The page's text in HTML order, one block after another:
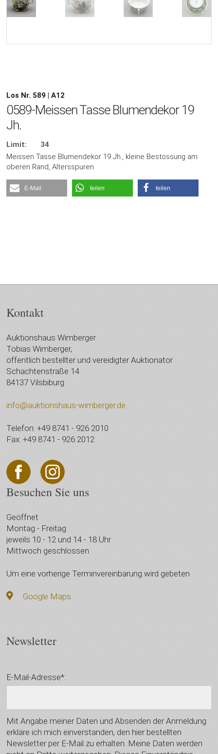
Los Nr. 589 | A12
0589-Meissen Tasse Blumendekor 19
Jh.
Limit:
34
Meissen Tasse Blumendekor 19 Jh., kleine Bestossung am
oberen Rand, Altersspuren
E-Mail teilen teilen
Kontakt
Auktionshaus Wimberger
Tobias Wimberger,
öffentlich bestellter und vereidigter Auktionator
Schachtenstraße 14
84137 Vilsbiburg
info@auktionshaus-wimberger.de
Telefon: +49 8741 - 926 2010
Fax: +49 8741 - 926 2012
Besuchen Sie uns
Geöffnet
Montag - Freitag
jeweils 10 - 12 und 14 - 18 Uhr
Mittwoch geschlossen
Um eine vorherige Terminvereinbarung wird gebeten
Google Maps
Newsletter
E-Mail-Adresse*:
Mit Angabe meiner Daten und Absenden der Anmeldung
erkläre ich mich einverstanden, den hier bestellten
Newsletter per E-Mail zu erhalten. Meine Daten werden